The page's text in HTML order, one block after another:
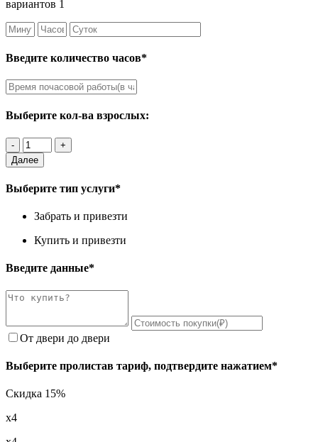
вариантов 1
Введите количество часов*
Выберите кол-ва взрослых:
Далее
Выберите тип услуги*
Забрать и привезти
Купить и привезти
Введите данные*
От двери до двери
Выберите пролистав тариф, подтвердите нажатием*
Скидка 15%
x4